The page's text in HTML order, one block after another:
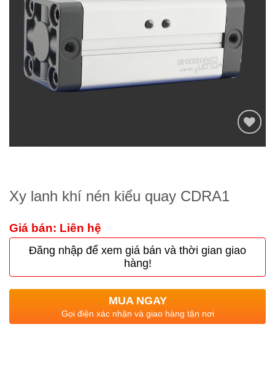
Xy lanh khí nén kiểu quay CDRA1
Giá bán: Liên hệ
Đăng nhập để xem giá bán và thời gian giao
hàng!
MUA NGAY
Gọi điện xác nhận và giao hàng tận nơi